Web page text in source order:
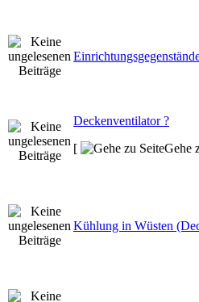
Deckenventilator ?
[
Gehe
Kühlung in Wüsten